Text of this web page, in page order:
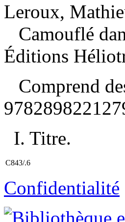
Leroux,
Camouflé
Éditions
Comprend
I. Titre.
C843/.6
Confidentialité